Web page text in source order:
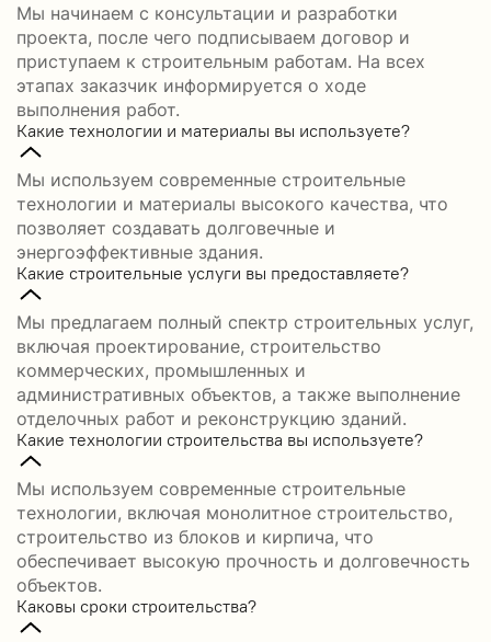
Мы начинаем с консультации и разработки
проекта, после чего подписываем договор и
приступаем к строительным работам. На всех
этапах заказчик информируется о ходе
выполнения работ.
Какие технологии и материалы вы используете?
Мы используем современные строительные
технологии и материалы высокого качества, что
позволяет создавать долговечные и
энергоэффективные здания.
Какие строительные услуги вы предоставляете?
Мы предлагаем полный спектр строительных услуг,
включая проектирование, строительство
коммерческих, промышленных и
административных объектов, а также выполнение
отделочных работ и реконструкцию зданий.
Какие технологии строительства вы используете?
Мы используем современные строительные
технологии, включая монолитное строительство,
строительство из блоков и кирпича, что
обеспечивает высокую прочность и долговечность
объектов.
Каковы сроки строительства?